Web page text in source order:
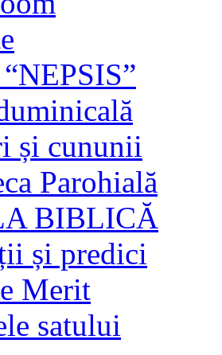
și cununii
Parohială
BIBLICĂ
și predici
Merit
satului